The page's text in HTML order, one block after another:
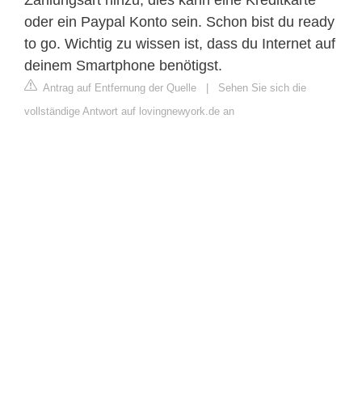
oder ein Paypal Konto sein. Schon bist du ready
to go. Wichtig zu wissen ist, dass du Internet auf
deinem Smartphone benötigst.
Antrag auf Entfernung der Quelle | Sehen Sie sich die
vollständige Antwort auf lovingnewyork.de an